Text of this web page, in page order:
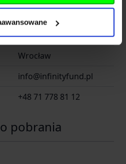
51-162
Wrocław
info@infinityfund.pl
+48 71 778 81 12
pobrania